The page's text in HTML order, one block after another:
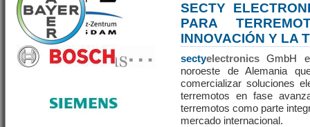
SECTY
PARA
INNOVACIÓN Y LA
sectyelectronics GmbH
noroeste de Alemania
comercializar soluciones
terremotos en fase
terremotos como parte
mercado internacional.